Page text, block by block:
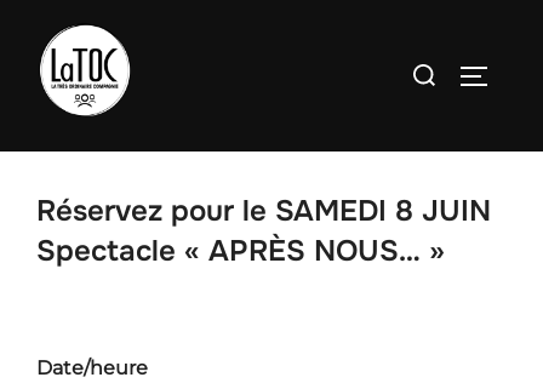
contenu
Rechercher :
Réservez pour le SAMEDI 8 JUIN
Spectacle « APRÈS NOUS… »
Date/heure